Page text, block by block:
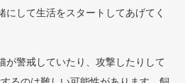
にして生活をスタートしてあげてく
が警戒していたり、攻撃したりして